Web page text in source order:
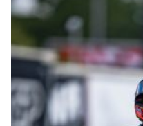
© intactGP